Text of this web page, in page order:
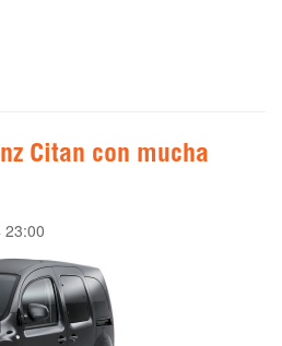
Citan con mucha
23:00